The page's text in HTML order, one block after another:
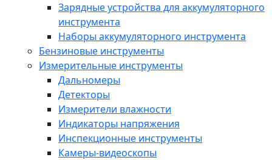
Зарядные устройства для аккумуляторного
инструмента
Наборы аккумуляторного инструмента
Бензиновые инструменты
Измерительные инструменты
Дальномеры
Детекторы
Измерители влажности
Индикаторы напряжения
Инспекционные инструменты
Камеры-видеоскопы